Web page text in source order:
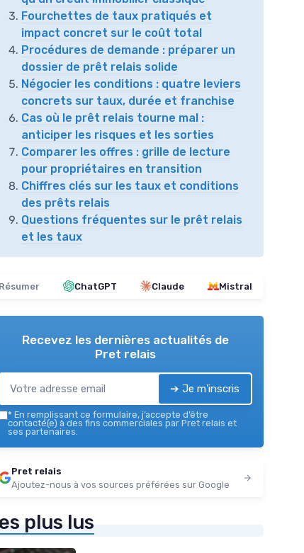
Fourchettes de taux pratiqués et
impact concret sur le coût total
Procédures de demande : préparer un
dossier de prêt relais solide
Négocier les conditions : quatre leviers
concrets sur taux, durée et franchise
Cas où le prêt relais tourne mal :
anticiper les risques et les sorties
Comparer les offres : grille de lecture
pour propriétaires en transition
Chiffres clés sur les taux et conditions
des prêts relais
Questions fréquentes sur le prêt relais
et les taux
Résumer ChatGPT Claude Mistral
Recevez les dernières actualités de
Pret relais
➔ Je m'inscris
* En remplissant ce formulaire, j’accepte d’être
contacté(e) à des fins commerciales par Pret relais et
ses partenaires.
Pret relais
Ajoutez-nous à vos sources préférées sur Google
plus lus